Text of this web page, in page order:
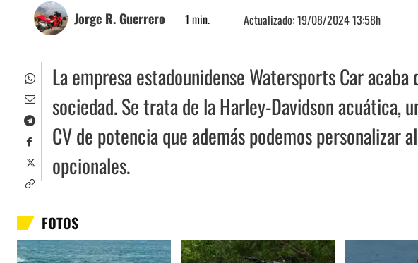
Jorge R. Guerrero 1 min. Actualizado:19/08/2024 13:58h
La empresa estadounidense Watersports Car
sociedad. Se trata de la Harley-Davidson acuática,
CV de potencia que además podemos personalizar
opcionales.
FOTOS